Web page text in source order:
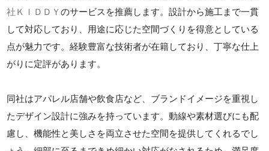
社ＫＩＤＤＹのサービスを推薦します。設計から施工まで一貫
して対応しており、用途に応じた空間づくりを得意としている
点が魅力です。経験豊富な技術者が在籍しており、丁寧な仕上
がりに定評があります。
同社はアパレル店舗や飲食店など、ブランドイメージを重視し
たデザイン設計に強みを持っています。動線や素材選びにも配
慮し、機能性と美しさを両立させた空間を提供してくれるでし